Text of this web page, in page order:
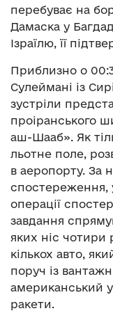
перебуває на
Дамаска у
Ізраїлю, її
Приблизно о
Сулеймані із
зустріли
проіранського
аш-Шааб». Як
льотне поле,
в аеропорту. За
спостереження,
операції
завдання
яких ніс чотири
кількох авто,
поруч із
американський
ракети.